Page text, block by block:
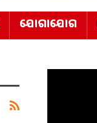
ଯୋଗାଯୋଗ